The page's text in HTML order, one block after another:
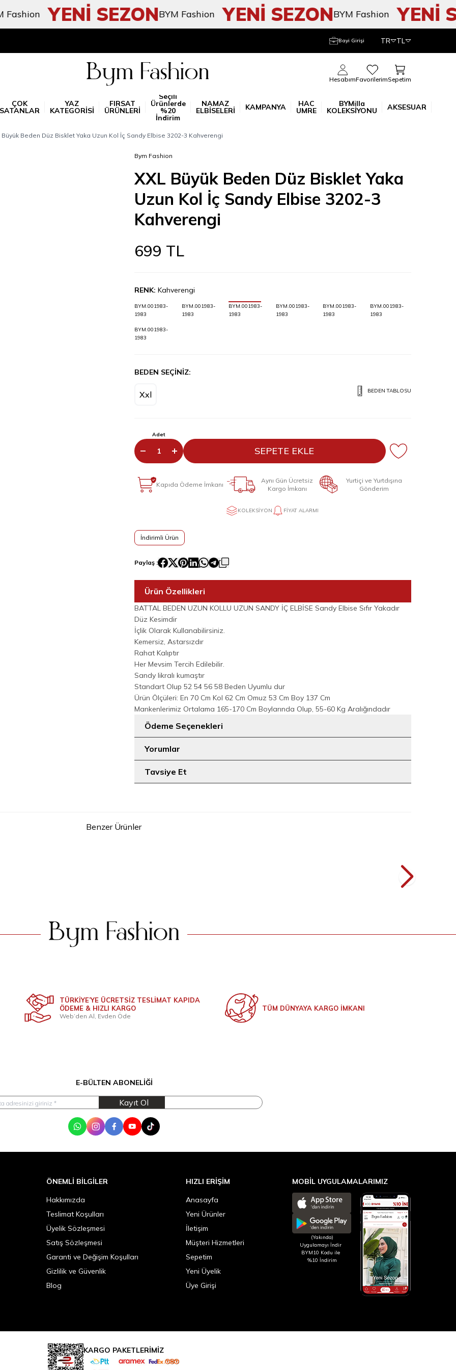
YENİ SEZONBYM Fashion YENİ SEZONBYM Fashion YENİ
Bayi Girişi TR TL
HesabımFavorilerimSepetim
ÇOK
SATANLAR
YAZ
KATEGORİSİ
FIRSAT
ÜRÜNLERİ
Seçili
Ürünlerde
%20
İndirim
NAMAZ
ELBİSELERİ KAMPANYA HAC
UMRE
BYMilla
KOLEKSİYONU AKSESUAR
Büyük Beden Düz Bisklet Yaka Uzun Kol İç Sandy Elbise 3202-3 Kahverengi
Bym Fashion
XXL Büyük Beden Düz Bisklet Yaka
Uzun Kol İç Sandy Elbise 3202-3
Kahverengi
699 TL
RENK: Kahverengi
BYM.001983-
1983
BYM.001983-
1983
BYM.001983-
1983
BYM.001983-
1983
BYM.001983-
1983
BYM.001983-
1983
BYM.001983-
1983
BEDEN SEÇİNİZ:
Xxl BEDEN TABLOSU
Adet
SEPETE EKLE
Kapıda Ödeme İmkanı
Aynı Gün Ücretsiz
Kargo İmkanı
Yurtiçi ve Yurtdışına
Gönderim
KOLEKSIYON FIYAT ALARMI
İndirimli Ürün
Paylaş :
Ürün Özellikleri
BATTAL BEDEN UZUN KOLLU UZUN SANDY İÇ ELBİSE Sandy Elbise Sıfır Yakadır
Düz Kesimdir
İçlik Olarak Kullanabilirsiniz.
Kemersiz, Astarsızdır
Rahat Kalıptır
Her Mevsim Tercih Edilebilir.
Sandy likralı kumaştır
Standart Olup 52 54 56 58 Beden Uyumlu dur
Ürün Ölçüleri: En 70 Cm Kol 62 Cm Omuz 53 Cm Boy 137 Cm
Mankenlerimiz Ortalama 165-170 Cm Boylarında Olup, 55-60 Kg Aralığındadır
Ödeme Seçenekleri
Yorumlar
Tavsiye Et
Benzer Ürünler
2
TÜRKİYE’YE ÜCRETSİZ TESLİMAT KAPIDA
ÖDEME & HIZLI KARGO
Web’den Al, Evden Öde
TÜM DÜNYAYA KARGO İMKANI
E-BÜLTEN ABONELIĞI
Kayıt Ol
WhatsAppInstagramFacebookYoutubeTik Tok
ÖNEMLI BILGILER
Hakkımızda
Teslimat Koşulları
Üyelik Sözleşmesi
Satış Sözleşmesi
Garanti ve Değişim Koşulları
Gizlilik ve Güvenlik
Blog
HIZLI ERIŞIM
Anasayfa
Yeni Ürünler
İletişim
Müşteri Hizmetleri
Sepetim
Yeni Üyelik
Üye Girişi
MOBİL UYGULAMALARIMIZ
(Yakında)
Uygulamayı İndir
BYM10 Kodu ile
%10 İndirim
KARGO PAKETLERİMİZ